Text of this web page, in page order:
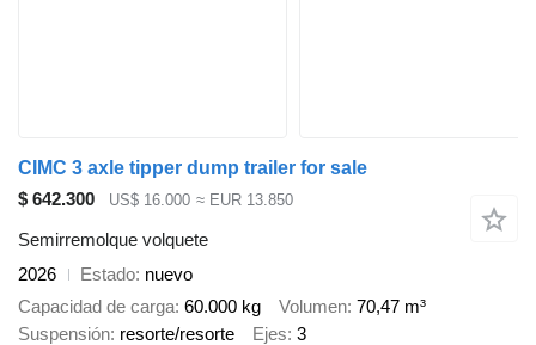
CIMC 3 axle tipper dump trailer for sale
$ 642.300
US$ 16.000 ≈ EUR 13.850
Semirremolque volquete
2026
Estado nuevo
Capacidad de carga 60.000 kg Volumen 70,47 m³
Suspensión resorte/resorte Ejes 3